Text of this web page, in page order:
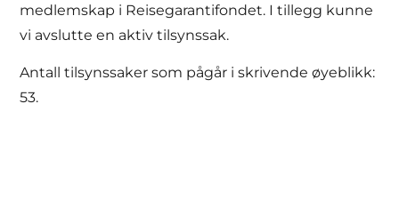
medlemskap i Reisegarantifondet. I tillegg kunne
vi avslutte en aktiv tilsynssak.
Antall tilsynssaker som pågår i skrivende øyeblikk:
53.